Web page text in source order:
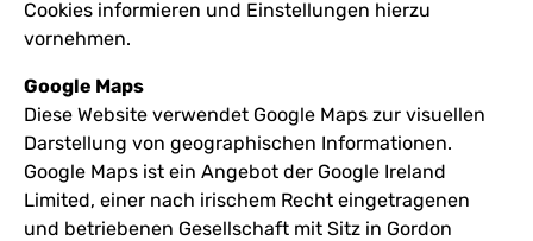
Cookies informieren und Einstellungen hierzu
vornehmen.
Google Maps
Diese Website verwendet Google Maps zur visuellen
Darstellung von geographischen Informationen.
Google Maps ist ein Angebot der Google Ireland
Limited, einer nach irischem Recht eingetragenen
und betriebenen Gesellschaft mit Sitz in Gordon